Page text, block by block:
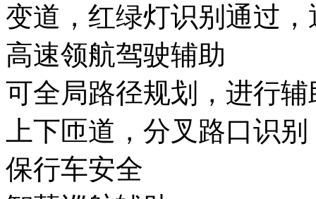
变道，红绿灯识别通过
高速领航驾驶辅助
可全局路径规划，进行辅
上下匝道，分叉路口识别
保行车安全